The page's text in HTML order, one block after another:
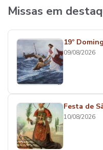
Missas em
19º
09/08/2026
Festa de
10/08/2026